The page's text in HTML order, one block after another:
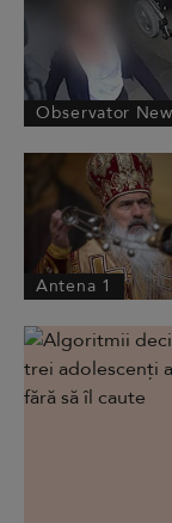
Observator
Antena 1